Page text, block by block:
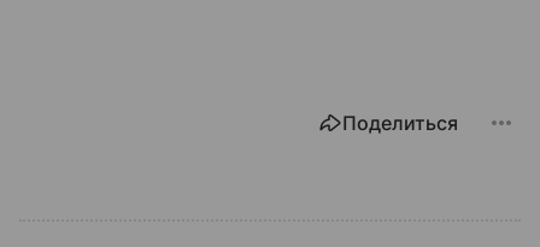
Поделиться